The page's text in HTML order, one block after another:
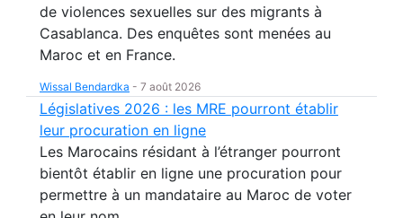
de violences sexuelles sur des migrants à
Casablanca. Des enquêtes sont menées au
Maroc et en France.
Wissal Bendardka - 7 août 2026
Législatives 2026 : les MRE pourront établir
leur procuration en ligne
Les Marocains résidant à l’étranger pourront
bientôt établir en ligne une procuration pour
permettre à un mandataire au Maroc de voter